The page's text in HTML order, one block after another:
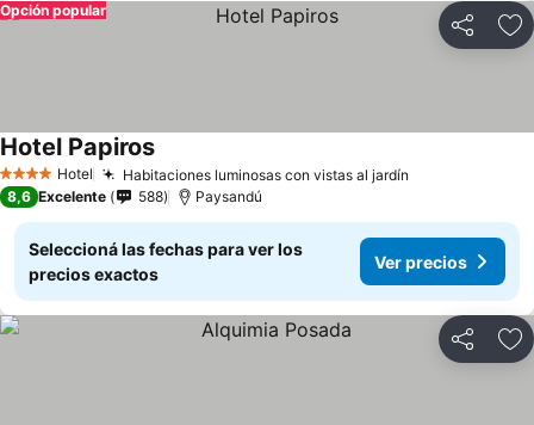
Compartir
Opción popular
4 EstrellasHotel Habitaciones luminosas con vistas al jardín
Hotel PapirosVer precios
8,6 Excelente 588 Paysandú
Seleccioná las fechas para ver los
precios exactos
Ver precios
Compartir